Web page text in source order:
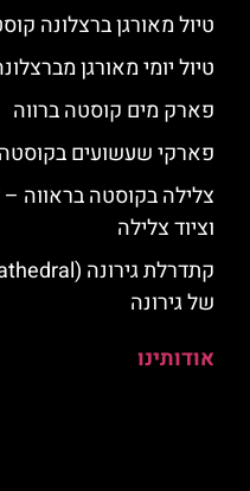
טיול מאורגן ברצלונה
טיול יומי מאורגן
פארק מים קוסטה ברווה
פארקי שעשועים בקוסטה
צלילה בקוסטה בראווה –
וציוד צלילה
של גירונה
אודותינו